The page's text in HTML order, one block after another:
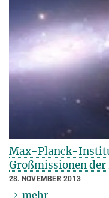
Max-Planck-
Großmissionen der
28. NOVEMBER 2013
mehr